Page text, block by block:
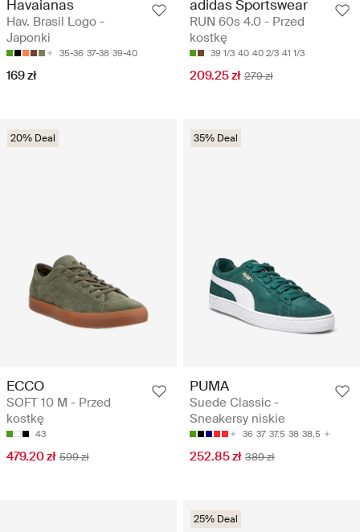
Havaianas
Hav. Brasil Logo -
Japonki
35-36 37-38 39-40
169 zł
adidas Sportswear
RUN 60s 4.0 - Przed
kostkę
39 1/3 40 40 2/3 41 1/3
209.25 zł 279 zł
20% Deal
ECCO
SOFT 10 M - Przed
kostkę
43
479.20 zł 599 zł
35% Deal
PUMA
Suede Classic -
Sneakersy niskie
36 37 37.5 38 38.5
252.85 zł 389 zł
25% Deal